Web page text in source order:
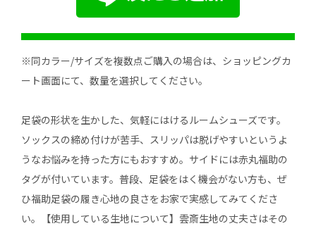
※同カラー/サイズを複数点ご購入の場合は、ショッピングカ
ート画面にて、数量を選択してください。
足袋の形状を生かした、気軽にはけるルームシューズです。
ソックスの締め付けが苦手、スリッパは脱げやすいというよ
うなお悩みを持った方にもおすすめ。サイドには赤丸福助の
タグが付いています。普段、足袋をはく機会がない方も、ぜ
ひ福助足袋の履き心地の良さをお家で実感してみてくださ
い。【使用している生地について】雲斎生地の丈夫さはその